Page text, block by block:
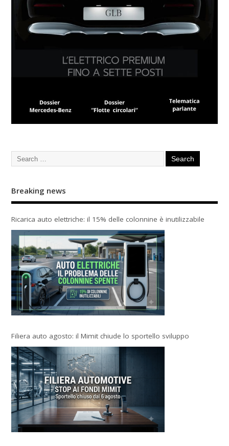
Breaking news
Ricarica auto elettriche: il 15% delle colonnine è inutilizzabile
Filiera auto agosto: il Mimit chiude lo sportello sviluppo